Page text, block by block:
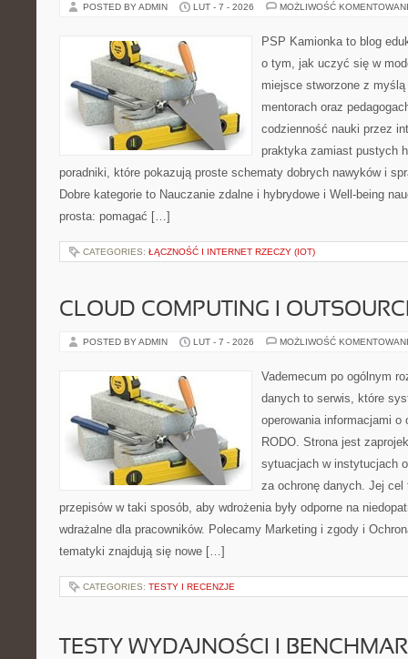
POSTED BY ADMIN LUT - 7 - 2026 MOŻLIWOŚĆ
PSP Kamionka to blog
o tym, jak uczyć się w
miejsce stworzone z
mentorach oraz
codzienność nauki przez
praktyka zamiast pustych
poradniki, które pokazują proste schematy dobrych nawyków i
Dobre kategorie to Nauczanie zdalne i hybrydowe i Well-being
prosta: pomagać […]
CATEGORIES: ŁĄCZNOŚĆ I INTERNET RZECZY (IOT)
CLOUD COMPUTING I
POSTED BY ADMIN LUT - 7 - 2026 MOŻLIWOŚĆ
Vademecum po ogólnym
danych to serwis, które
operowania informacjami o
RODO. Strona jest
sytuacjach w instytucjach
za ochronę danych. Jej cel
przepisów w taki sposób, aby wdrożenia były odporne na
wdrażalne dla pracowników. Polecamy Marketing i zgody i
tematyki znajdują się nowe […]
CATEGORIES: TESTY I RECENZJE
TESTY WYDAJNOŚCI I